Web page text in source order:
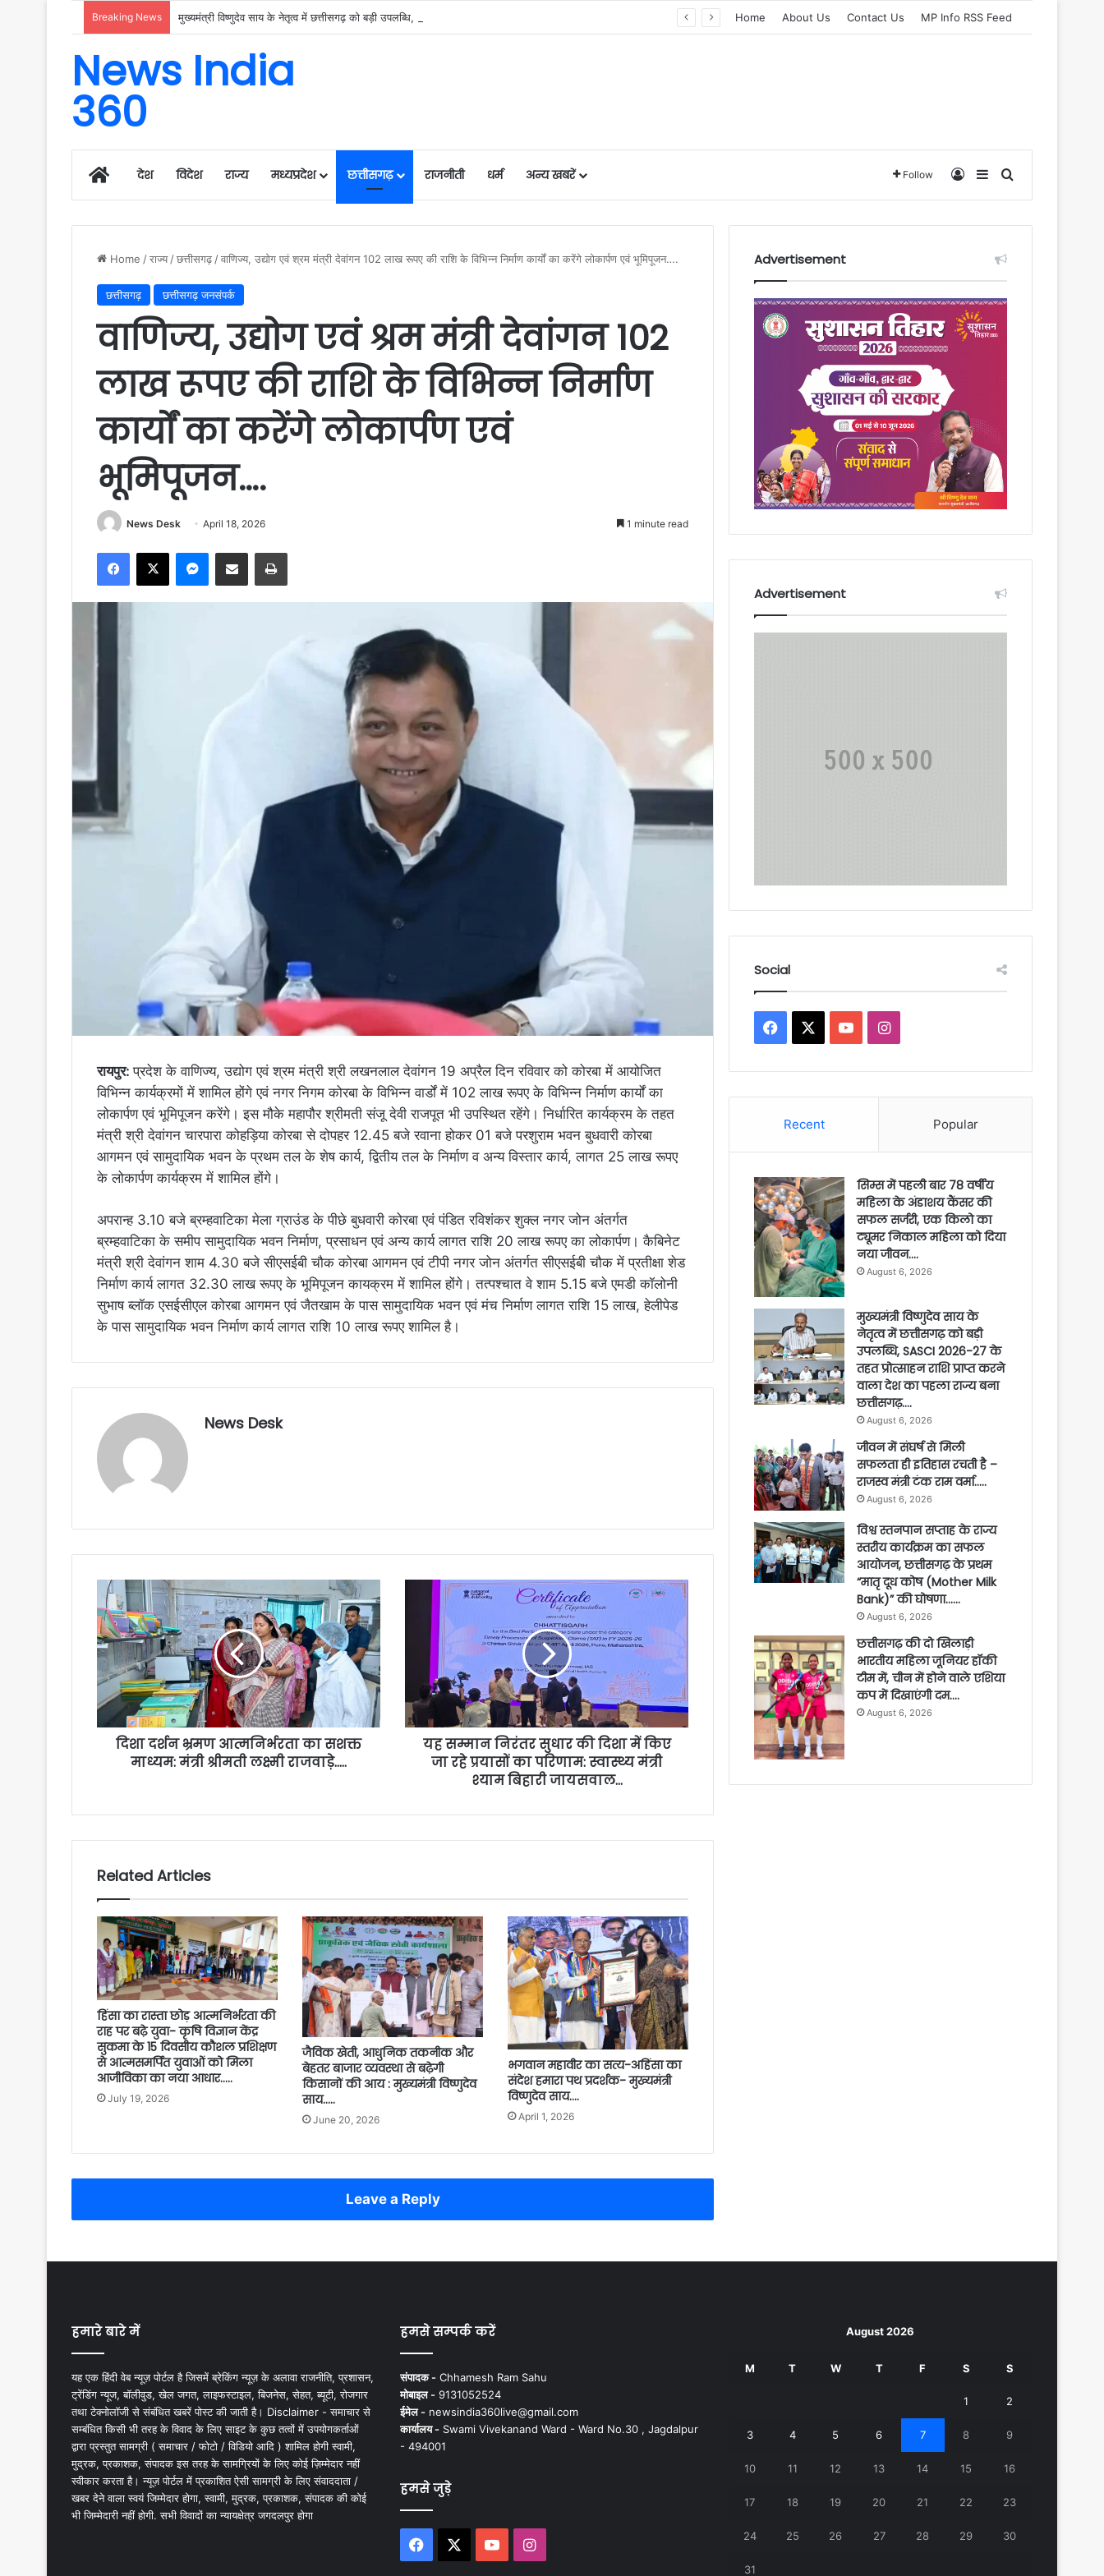
Breaking News Home About Us Contact Us MP Info RSS Feed
News India
360
Homeदेश विदेश राज्य मध्यप्रदेश छत्तीसगढ़ राजनीती धर्म अन्य खबरें Follow Log InSidebarSearch for
Home /राज्य /छत्तीसगढ़ /वाणिज्य, उद्योग एवं श्रम मंत्री देवांगन 102 लाख रूपए की राशि के विभिन्न निर्माण कार्यों का करेंगे लोकार्पण एवं भूमिपूजन….
छत्तीसगढ़ छत्तीसगढ़ जनसंपर्क
वाणिज्य, उद्योग एवं श्रम मंत्री देवांगन 102
लाख रूपए की राशि के विभिन्न निर्माण
कार्यों का करेंगे लोकार्पण एवं
भूमिपूजन….
News Desk April 18, 2026 1 minute read
Facebook
X Messenger
Share via Email Print
रायपुर:प्रदेश के वाणिज्य, उद्योग एवं श्रम मंत्री श्री लखनलाल देवांगन 19 अप्रैल दिन रविवार को कोरबा में आयोजित
विभिन्न कार्यक्रमों में शामिल होंगे एवं नगर निगम कोरबा के विभिन्न वार्डों में 102 लाख रूपए के विभिन्न निर्माण कार्यों का
लोकार्पण एवं भूमिपूजन करेंगे। इस मौके महापौर श्रीमती संजू देवी राजपूत भी उपस्थित रहेंगे। निर्धारित कार्यक्रम के तहत
मंत्री श्री देवांगन चारपारा कोहड़िया कोरबा से दोपहर 12.45 बजे रवाना होकर 01 बजे परशुराम भवन बुधवारी कोरबा
आगमन एवं सामुदायिक भवन के प्रथम तल के शेष कार्य, द्वितीय तल के निर्माण व अन्य विस्तार कार्य, लागत 25 लाख रूपए
के लोकार्पण कार्यक्रम में शामिल होंगे।
अपरान्ह 3.10 बजे ब्रम्हवाटिका मेला ग्राउंड के पीछे बुधवारी कोरबा एवं पंडित रविशंकर शुक्ल नगर जोन अंतर्गत
ब्रम्हवाटिका के समीप सामुदायिक भवन निर्माण, प्रसाधन एवं अन्य कार्य लागत राशि 20 लाख रूपए का लोकार्पण। कैबिनेट
मंत्री श्री देवांगन शाम 4.30 बजे सीएसईबी चौक कोरबा आगमन एवं टीपी नगर जोन अंतर्गत सीएसईबी चौक में प्रतीक्षा शेड
निर्माण कार्य लागत 32.30 लाख रूपए के भूमिपूजन कायक्रम में शामिल होंगे। तत्पश्चात वे शाम 5.15 बजे एमडी कॉलोनी
सुभाष ब्लॉक एसईसीएल कोरबा आगमन एवं जैतखाम के पास सामुदायिक भवन एवं मंच निर्माण लागत राशि 15 लाख, हेलीपेड
के पास सामुदायिक भवन निर्माण कार्य लागत राशि 10 लाख रूपए शामिल है।
News Desk
दिशा दर्शन भ्रमण आत्मनिर्भरता का सशक्त
माध्यम: मंत्री श्रीमती लक्ष्मी राजवाड़े…..
यह सम्मान निरंतर सुधार की दिशा में किए
जा रहे प्रयासों का परिणाम: स्वास्थ्य मंत्री
श्याम बिहारी जायसवाल…
Related Articles
हिंसा का रास्ता छोड़ आत्मनिर्भरता की
राह पर बढ़े युवा- कृषि विज्ञान केंद्र
सुकमा के 15 दिवसीय कौशल प्रशिक्षण
से आत्मसमर्पित युवाओं को मिला
आजीविका का नया आधार…..
July 19, 2026
जैविक खेती, आधुनिक तकनीक और
बेहतर बाजार व्यवस्था से बढ़ेगी
किसानों की आय : मुख्यमंत्री विष्णुदेव
साय…..
June 20, 2026
भगवान महावीर का सत्य-अहिंसा का
संदेश हमारा पथ प्रदर्शक- मुख्यमंत्री
विष्णुदेव साय….
April 1, 2026
Leave a Reply
Advertisement
Advertisement
Social
Facebook YouTubeInstagram
Recent Popular
सिम्स में पहली बार 78 वर्षीय
महिला के अंडाशय कैंसर की
सफल सर्जरी, एक किलो का
ट्यूमर निकाल महिला को दिया
नया जीवन….
August 6, 2026
मुख्यमंत्री विष्णुदेव साय के
नेतृत्व में छत्तीसगढ़ को बड़ी
उपलब्धि, SASCI 2026-27 के
तहत प्रोत्साहन राशि प्राप्त करने
वाला देश का पहला राज्य बना
छत्तीसगढ़….
August 6, 2026
जीवन में संघर्ष से मिली
सफलता ही इतिहास रचती है –
राजस्व मंत्री टंक राम वर्मा…..
August 6, 2026
विश्व स्तनपान सप्ताह के राज्य
स्तरीय कार्यक्रम का सफल
आयोजन, छत्तीसगढ़ के प्रथम
“मातृ दूध कोष (Mother Milk
Bank)” की घोषणा……
August 6, 2026
छत्तीसगढ़ की दो खिलाड़ी
भारतीय महिला जूनियर हॉकी
टीम में, चीन में होने वाले एशिया
कप में दिखाएंगी दम….
August 6, 2026
हमारे बारे में
यह एक हिंदी वेब न्यूज़ पोर्टल है जिसमें ब्रेकिंग न्यूज़ के अलावा राजनीति, प्रशासन,
ट्रेंडिंग न्यूज, बॉलीवुड, खेल जगत, लाइफस्टाइल, बिजनेस, सेहत, ब्यूटी, रोजगार
तथा टेक्नोलॉजी से संबंधित खबरें पोस्ट की जाती है। Disclaimer - समाचार से
सम्बंधित किसी भी तरह के विवाद के लिए साइट के कुछ तत्वों में उपयोगकर्ताओं
द्वारा प्रस्तुत सामग्री ( समाचार / फोटो / विडियो आदि ) शामिल होगी स्वामी,
मुद्रक, प्रकाशक, संपादक इस तरह के सामग्रियों के लिए कोई ज़िम्मेदार नहीं
स्वीकार करता है। न्यूज़ पोर्टल में प्रकाशित ऐसी सामग्री के लिए संवाददाता /
खबर देने वाला स्वयं जिम्मेदार होगा, स्वामी, मुद्रक, प्रकाशक, संपादक की कोई
भी जिम्मेदारी नहीं होगी. सभी विवादों का न्यायक्षेत्र जगदलपुर होगा
हमसे सम्पर्क करें
संपादक -Chhamesh Ram Sahu
मोबाइल -9131052524
ईमेल - newsindia360live@gmail.com
कार्यालय -Swami Vivekanand Ward - Ward No.30 , Jagdalpur
- 494001
हमसे जुड़े
Facebook YouTubeInstagram
August 2026
M T W T F S S
1 2
3 4 5 6 7 8 9
10 11 12 13 14 15 16
17 18 19 20 21 22 23
24 25 26 27 28 29 30
31